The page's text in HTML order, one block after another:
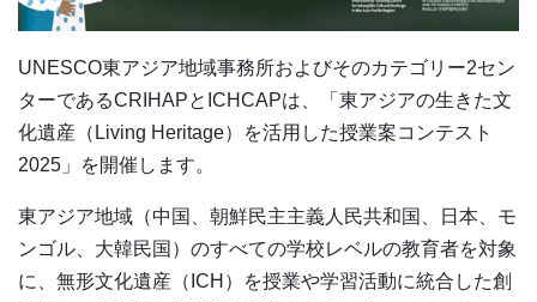
UNESCO東アジア地域事務所およびそのカテゴリー2セン
ターであるCRIHAPとICHCAPは、「東アジアの生きた文
化遺産（Living Heritage）を活用した授業案コンテスト
2025」を開催します。
東アジア地域（中国、朝鮮民主主義人民共和国、日本、モ
ンゴル、大韓民国）のすべての学校レベルの教育者を対象
に、無形文化遺産（ICH）を授業や学習活動に統合した創